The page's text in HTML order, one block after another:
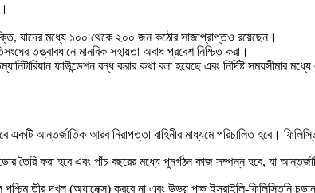
মুক্তি, যাদের মধ্যে ১০০ থেকে ২০০ জন কঠোর সাজাপ্রাপ্তও রয়েছেন।
তত্ত্বাবধানে মানবিক সহায়তা অবাধ প্রবেশ নিশ্চিত করা।
ফাউন্ডেশন বন্ধ করার কথা বলা হয়েছে এবং নির্দিষ্ট সময়সীমার
একটি আন্তর্জাতিক আরব নিরাপত্তা বাহিনীর মাধ্যমে পরিচালিত হবে।
তৈরি করা হবে এবং পাঁচ বছরের মধ্যে পুনর্গঠন কাজ সম্পন্ন হবে, যা
পশ্চিম তীর দখল (অ্যানেক্স) করবে না এবং উভয় পক্ষ ইসরাইলি-